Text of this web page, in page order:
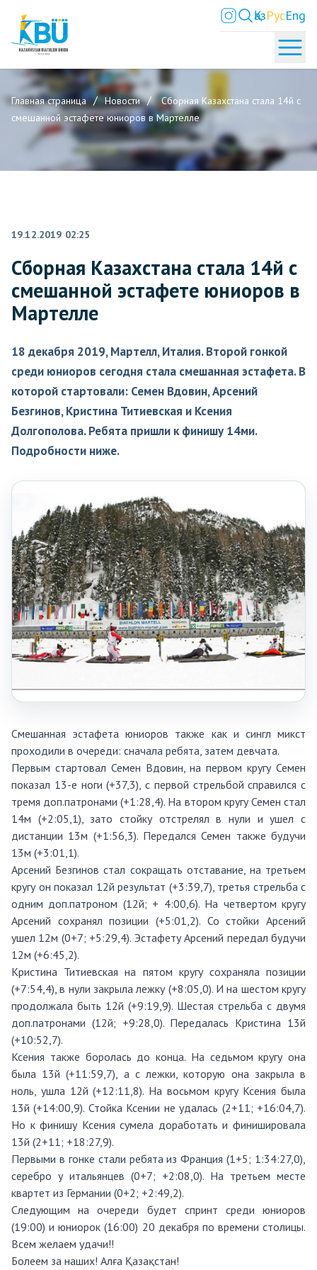
ҚазРусEng
Главная страница Новости
Сборная Казахстана стала 14й с
смешанной эстафете юниоров в Мартелле
19.12.2019 02:25
Сборная Казахстана стала 14й с
смешанной эстафете юниоров в
Мартелле
18 декабря 2019, Мартелл, Италия. Второй гонкой
среди юниоров сегодня стала смешанная эстафета. В
которой стартовали: Семен Вдовин, Арсений
Безгинов, Кристина Титиевская и Ксения
Долгополова. Ребята пришли к финишу 14ми.
Подробности ниже.
Смешанная эстафета юниоров также как и сингл микст
проходили в очереди: сначала ребята, затем девчата.
Первым стартовал Семен Вдовин, на первом кругу Семен
показал 13-е ноги (+37,3), с первой стрельбой справился с
тремя доп.патронами (+1:28,4). На втором кругу Семен стал
14м (+2:05,1), зато стойку отстрелял в нули и ушел с
дистанции 13м (+1:56,3). Передался Семен также будучи
13м (+3:01,1).
Арсений Безгинов стал сокращать отставание, на третьем
кругу он показал 12й результат (+3:39,7), третья стрельба с
одним доп.патроном (12й; + 4:00,6). На четвертом кругу
Арсений сохранял позиции (+5:01,2). Со стойки Арсений
ушел 12м (0+7; +5:29,4). Эстафету Арсений передал будучи
12м (+6:45,2).
Кристина Титиевская на пятом кругу сохраняла позиции
(+7:54,4), в нули закрыла лежку (+8:05,0). И на шестом кругу
продолжала быть 12й (+9:19,9). Шестая стрельба с двумя
доп.патронами (12й; +9:28,0). Передалась Кристина 13й
(+10:52,7).
Ксения также боролась до конца. На седьмом кругу она
была 13й (+11:59,7), а с лежки, которую она закрыла в
ноль, ушла 12й (+12:11,8). На восьмом кругу Ксения была
13й (+14:00,9). Стойка Ксении не удалась (2+11; +16:04,7).
Но к финишу Ксения сумела доработать и финишировала
13й (2+11; +18:27,9).
Первыми в гонке стали ребята из Франция (1+5; 1:34:27,0),
серебро у итальянцев (0+7; +2:08,0). На третьем месте
квартет из Германии (0+2; +2:49,2).
Следующим на очереди будет спринт среди юниоров
(19:00) и юниорок (16:00) 20 декабря по времени столицы.
Всем желаем удачи!!
Болеем за наших! Алға Қазақстан!